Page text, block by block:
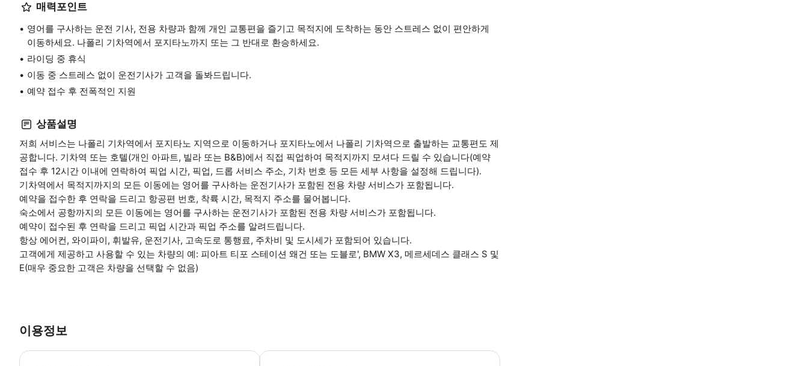
매력포인트
영어를 구사하는 운전 기사, 전용 차량과 함께 개인 교통편을 즐기고 목적지에 도착하는 동안 스트레스 없이 편안하게
이동하세요. 나폴리 기차역에서 포지타노까지 또는 그 반대로 환승하세요.
라이딩 중 휴식
이동 중 스트레스 없이 운전기사가 고객을 돌봐드립니다.
예약 접수 후 전폭적인 지원
상품설명
저희 서비스는 나폴리 기차역에서 포지타노 지역으로 이동하거나 포지타노에서 나폴리 기차역으로 출발하는 교통편도 제
공합니다. 기차역 또는 호텔(개인 아파트, 빌라 또는 B&B)에서 직접 픽업하여 목적지까지 모셔다 드릴 수 있습니다(예약
접수 후 12시간 이내에 연락하여 픽업 시간, 픽업, 드롭 서비스 주소, 기차 번호 등 모든 세부 사항을 설정해 드립니다).
기차역에서 목적지까지의 모든 이동에는 영어를 구사하는 운전기사가 포함된 전용 차량 서비스가 포함됩니다.
예약을 접수한 후 연락을 드리고 항공편 번호, 착륙 시간, 목적지 주소를 물어봅니다.
숙소에서 공항까지의 모든 이동에는 영어를 구사하는 운전기사가 포함된 전용 차량 서비스가 포함됩니다.
예약이 접수된 후 연락을 드리고 픽업 시간과 픽업 주소를 알려드립니다.
항상 에어컨, 와이파이, 휘발유, 운전기사, 고속도로 통행료, 주차비 및 도시세가 포함되어 있습니다.
고객에게 제공하고 사용할 수 있는 차량의 예: 피아트 티포 스테이션 왜건 또는 도블로', BMW X3, 메르세데스 클래스 S 및
E(매우 중요한 고객은 차량을 선택할 수 없음)
이용정보
무료 대기 시간은 60분입니다. 항공편과 기차를 모니터링하지 않습니다. 무료 대기 시간이 종료된 후 운전사가 더 기다릴 수 있는 경우 15분당 30.00유로